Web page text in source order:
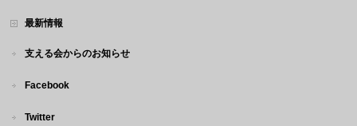
最新情報
支える会からのお知らせ
Facebook
Twitter